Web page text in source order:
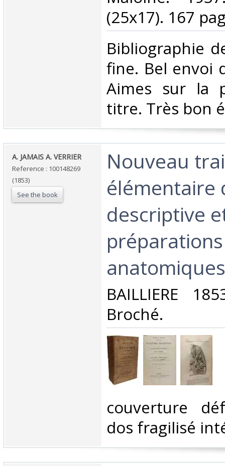
(25x17). 167
‎Bibliographie
fine. Bel envoi
Aimes sur la
titre. Très bon
‎A. JAMAIS A. VERRIER‎
Reference : 100148269
(1853)
See the book
‎Nouveau
élémentaire
descriptive
préparations
anatomiques‎
‎BAILLIERE
Broché.‎
‎couverture
dos fragilisé